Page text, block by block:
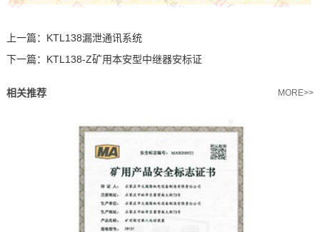
上一篇： KTL138漏泄通讯系统
下一篇： KTL138-Z矿用本安型中继器安标证
相关推荐 MORE>>